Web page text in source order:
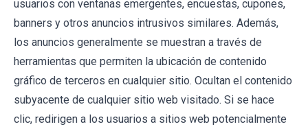
usuarios con ventanas emergentes, encuestas, cupones,
banners y otros anuncios intrusivos similares. Además,
los anuncios generalmente se muestran a través de
herramientas que permiten la ubicación de contenido
gráfico de terceros en cualquier sitio. Ocultan el contenido
subyacente de cualquier sitio web visitado. Si se hace
clic, redirigen a los usuarios a sitios web potencialmente